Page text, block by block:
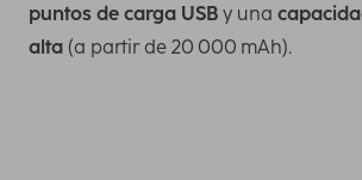
puntos de carga USB y una
alta (a partir de 20 000 mAh).